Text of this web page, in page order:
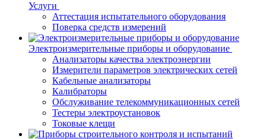
Услуги
Аттестация испытательного оборудования
Поверка средств измерений
Электроизмерительные приборы и оборудование
Анализаторы качества электроэнергии
Измерители параметров электрических сетей
Кабельные анализаторы
Калибраторы
Обслуживание телекоммуникационных сетей
Тестеры электроустановок
Токовые клещи